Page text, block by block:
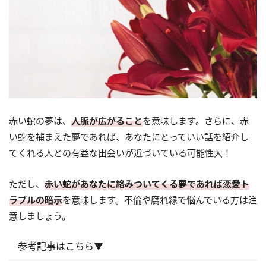
赤い蛇の夢は、 人脈が広がることを意味します。さらに、赤
い蛇を捕まえた夢であれば、あなたにとっていい話を紹介し
てくれる人との有益な出会いが近づいている可能性大！
ただし、 赤い蛇があなたに絡みついてくる夢であれば恋愛ト
ラブルの暗示を意味します。不倫や腐れ縁で悩んでいる方は注
意しましょう。
参考記事はこちら▼